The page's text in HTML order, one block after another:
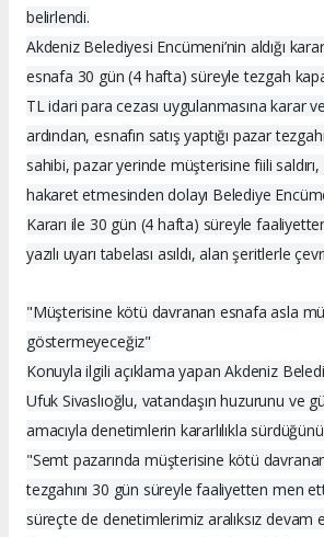
belirlendi.
Akdeniz Belediyesi Encümeni’nin aldığı
esnafa 30 gün (4 hafta) süreyle tezgah
TL idari para cezası uygulanmasına karar
ardından, esnafın satış yaptığı pazar
sahibi, pazar yerinde müşterisine fiili
hakaret etmesinden dolayı Belediye
Kararı ile 30 gün (4 hafta) süreyle
yazılı uyarı tabelası asıldı, alan şeritlerle
"Müşterisine kötü davranan esnafa asla
göstermeyeceğiz"
Konuyla ilgili açıklama yapan Akdeniz
Ufuk Sivaslıoğlu, vatandaşın huzurunu ve
amacıyla denetimlerin kararlılıkla
"Semt pazarında müşterisine kötü
tezgahını 30 gün süreyle faaliyetten men
süreçte de denetimlerimiz aralıksız devam